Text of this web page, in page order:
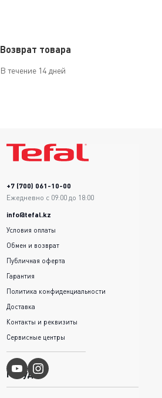
Возврат товара
В течение 14 дней
Посуда
+7 (700) 061-10-00
Ежедневно с 09:00 до 18:00
info@tefal.kz
Условия оплаты
Обмен и возврат
Публичная оферта
Гарантия
Политика конфиденциальности
Доставка
Контакты и реквизиты
Сервисные центры